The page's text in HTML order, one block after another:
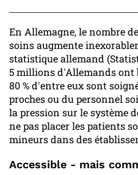
En Allemagne, le nombre
soins augmente
statistique allemand
5 millions d'Allemands ont
80 % d'entre eux sont
proches ou du personnel
la pression sur le système
ne pas placer les patients
mineurs dans des
Accessible - mais